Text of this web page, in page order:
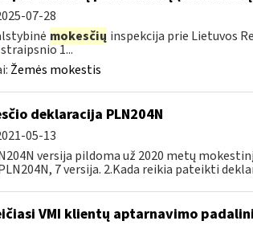
07-28
mokesčių inspekcija prie Lietuvos
straipsnio 1...
Žemės mokestis
deklaracija PLN204N
05-13
versija pildoma už 2020 metų
7 versija. 2.Kada reikia pateikti
VMI klientų aptarnavimo